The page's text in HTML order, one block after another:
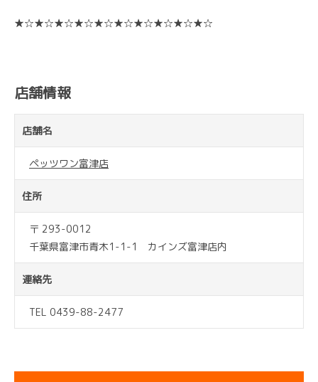
★☆★☆★☆★☆★☆★☆★☆★☆★☆★☆
店舗情報
店舗名
ペッツワン富津店
住所
〒 293-0012
千葉県富津市青木1-1-1 カインズ富津店内
連絡先
TEL 0439-88-2477